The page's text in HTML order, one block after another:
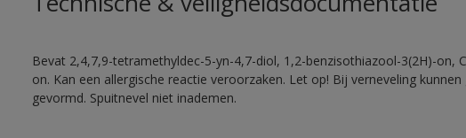
Bevat 2,4,7,9-tetramethyldec-5-yn-4,7-diol, 1,2-benzisothiazool-3(2H)-on,
on. Kan een allergische reactie veroorzaken. Let op! Bij verneveling
gevormd. Spuitnevel niet inademen.